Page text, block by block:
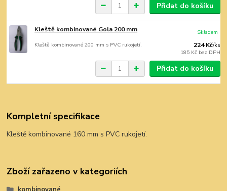
Přidat do košíku
Kleště kombinované Gola 200 mm
Kleště kombinované 200 mm s PVC rukojetí. 224 Kč/ks
185 Kč bez DPH
Skladem
Přidat do košíku
Kompletní specifikace
Kleště kombinované 160 mm s PVC rukojetí.
Zboží zařazeno v kategoriích